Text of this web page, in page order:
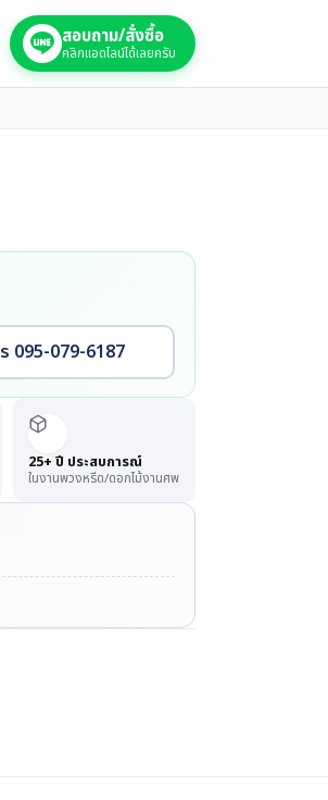
สอบถาม/สั่งซื้อ
คลิกแอดไลน์ได้เลยครับ
095-079-6187
25+ ปี ประสบการณ์
ในงานพวงหรีด/ดอกไม้งานศพ